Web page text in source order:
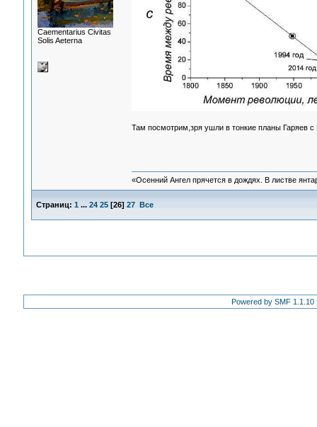
Сaementarius Civitas
Solis Aeterna
Там посмотрим,зря ушли в тонкие планы Гаряев
«Осенний Ангел прячется в дождях. В листве
Страниц: 1 ... 24 25[26] 27 Все
Powered by SMF 1.1.10